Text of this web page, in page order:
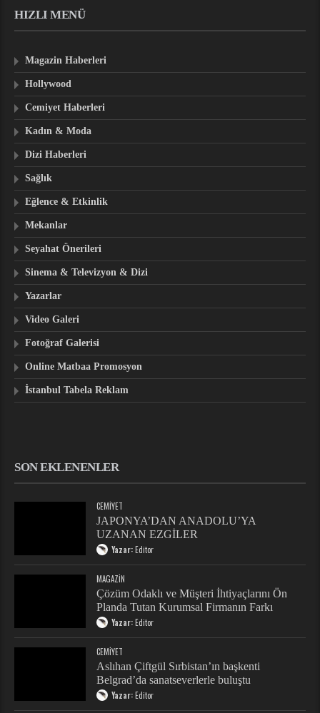
HIZLI MENÜ
Magazin Haberleri
Hollywood
Cemiyet Haberleri
Kadın & Moda
Dizi Haberleri
Sağlık
Eğlence & Etkinlik
Mekanlar
Seyahat Önerileri
Sinema & Televizyon & Dizi
Yazarlar
Video Galeri
Fotoğraf Galerisi
Online Matbaa Promosyon
İstanbul Tabela Reklam
SON EKLENENLER
CEMIYET
JAPONYA’DAN ANADOLU’YA
UZANAN EZGİLER
Yazar:Editor
MAGAZIN
Çözüm Odaklı ve Müşteri İhtiyaçlarını Ön
Planda Tutan Kurumsal Firmanın Farkı
Yazar:Editor
CEMIYET
Aslıhan Çiftgül Sırbistan’ın başkenti
Belgrad’da sanatseverlerle buluştu
Yazar:Editor